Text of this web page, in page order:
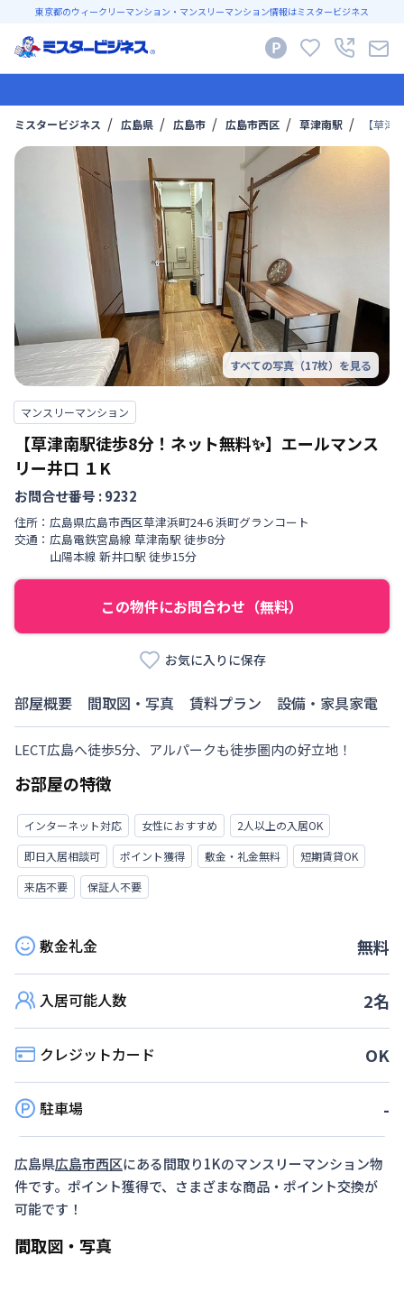
東京都のウィークリーマンション・マンスリーマンション情報はミスタービジネス
ミスタービジネス 広島県 広島市 広島市西区 草津南駅 【草
すべての写真（17枚）を見る
マンスリーマンション
【草津南駅徒歩8分！ネット無料✨】エールマンス
リー井口 １K
お問合せ番号 :9232
住所： 広島県広島市西区草津浜町24-6 浜町グランコート
交通： 広島電鉄宮島線 草津南駅 徒歩8分
山陽本線 新井口駅 徒歩15分
この物件にお問合わせ（無料）
お気に入りに保存
部屋概要 間取図・写真 賃料プラン 設備・家具家電
LECT広島へ徒歩5分、アルパークも徒歩圏内の好立地！
お部屋の特徴
インターネット対応 女性におすすめ
2人以上の入居OK
即日入居相談可
ポイント獲得 敷金・礼金無料
短期賃貸OK
来店不要
保証人不要
敷金礼金 無料
入居可能人数 2名
クレジットカード OK
駐車場 -
広島県広島市西区にある間取り1Kのマンスリーマンション物
件です。ポイント獲得で、さまざまな商品・ポイント交換が
可能です！
間取図・写真